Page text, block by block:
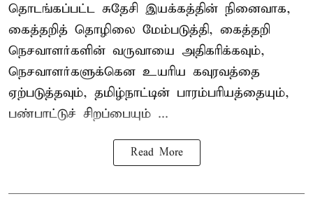
தொடங்கப்பட்ட சுதேசி இயக்கத்தின் நினைவாக,
கைத்தறித் தொழிலை மேம்படுத்தி, கைத்தறி
நெசவாளர்களின் வருவாயை அதிகரிக்கவும்,
நெசவாளர்களுக்கென உயரிய கவுரவத்தை
ஏற்படுத்தவும், தமிழ்நாட்டின் பாரம்பரியத்தையும்,
பண்பாட்டுச் சிறப்பையும் ...
Read More